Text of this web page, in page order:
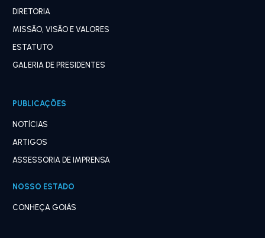
DIRETORIA
MISSÃO, VISÃO E VALORES
ESTATUTO
GALERIA DE PRESIDENTES
PUBLICAÇÕES
NOTÍCIAS
ARTIGOS
ASSESSORIA DE IMPRENSA
NOSSO ESTADO
CONHEÇA GOIÁS